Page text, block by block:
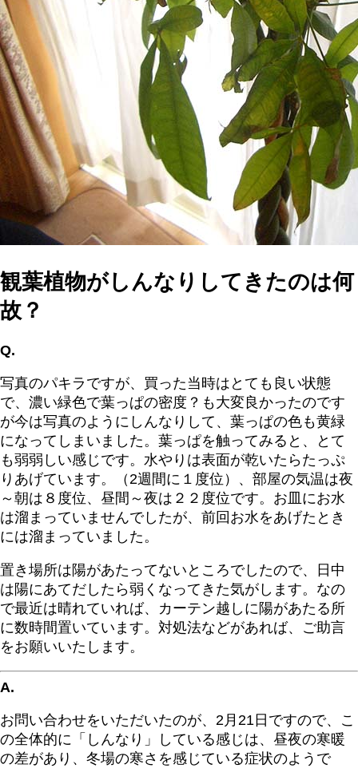
観葉植物がしんなりしてきたのは何
故？
Q.
写真のパキラですが、買った当時はとても良い状態
で、濃い緑色で葉っぱの密度？も大変良かったのです
が今は写真のようにしんなりして、葉っぱの色も黄緑
になってしまいました。葉っぱを触ってみると、とて
も弱弱しい感じです。水やりは表面が乾いたらたっぷ
りあげています。（2週間に１度位）、部屋の気温は夜
～朝は８度位、昼間～夜は２２度位です。お皿にお水
は溜まっていませんでしたが、前回お水をあげたとき
には溜まっていました。
置き場所は陽があたってないところでしたので、日中
は陽にあてだしたら弱くなってきた気がします。なの
で最近は晴れていれば、カーテン越しに陽があたる所
に数時間置いています。対処法などがあれば、ご助言
をお願いいたします。
A.
お問い合わせをいただいたのが、2月21日ですので、こ
の全体的に「しんなり」している感じは、昼夜の寒暖
の差があり、冬場の寒さを感じている症状のようで